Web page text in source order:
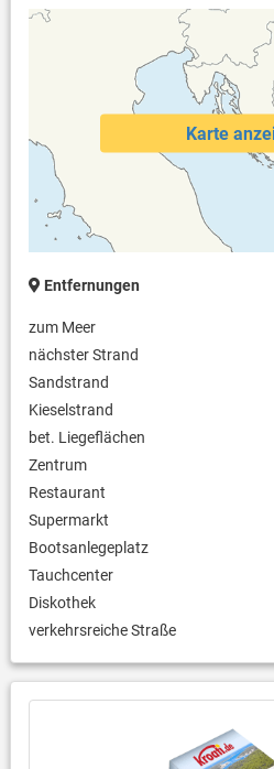
Karte
Entfernungen
zum Meer
nächster Strand
Sandstrand
Kieselstrand
bet. Liegeflächen
Zentrum
Restaurant
Supermarkt
Bootsanlegeplatz
Tauchcenter
Diskothek
verkehrsreiche Straße